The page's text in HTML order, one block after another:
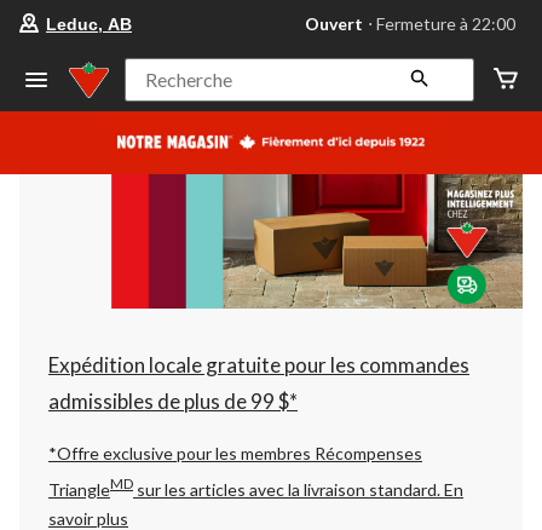
votre
préféré
Leduc,
AB,
courament
Fermeture
à
22:00
cliquer
pour
changer
Leduc, AB Ouvert ⋅ Fermeture à 22:00
Recherche
Expédition locale gratuite pour les commandes
admissibles de plus de 99 $*
*Offre exclusive pour les membres Récompenses
TriangleMD sur les articles avec la livraison standard.En
savoir plus